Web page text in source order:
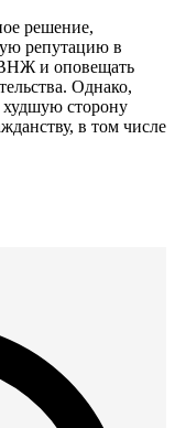
решение,
репутацию в
и оповещать
Однако,
худшую сторону
в том числе